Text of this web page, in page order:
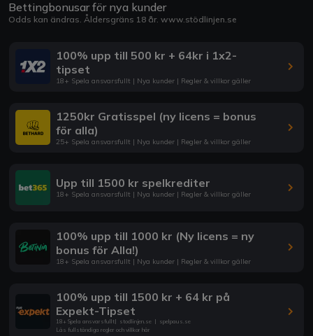
Bettingbonusar för nya kunder
Odds kan ändras. Åldersgräns 18 år. www.stödlinjen.se
100% upp till 500 kr + 64kr i 1x2-
tipset
18+ Spela ansvarsfullt | Nya kunder | Regler & villkor gäller
1250kr Gratisspel (ny licens = bonus
för alla)
25+ Spela ansvarsfullt | Nya kunder | Regler & villkor gäller
Upp till 1500 kr spelkrediter
18+ Spela ansvarsfullt | Nya kunder | Regler & villkor gäller
100% upp till 1000 kr (Ny licens = ny
bonus för Alla!)
18+ Spela ansvarsfullt | Nya kunder | Regler & villkor gäller
100% upp till 1500 kr + 64 kr på
Expekt-Tipset
18+ Spela ansvarsfullt| stodlinjen.se | spelpaus.se
Läs fullständiga regler och villkor här